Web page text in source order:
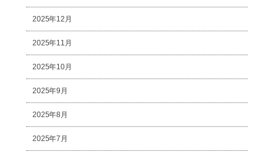
2025年12月
2025年11月
2025年10月
2025年9月
2025年8月
2025年7月